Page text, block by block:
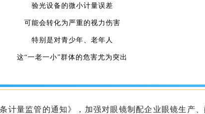
验光设备的微小计量误差
可能会转化为严重的视力伤害
特别是对青少年、老年人
这“一老一小”群体的危害尤为突出
计量监管的通知》，加强对眼镜制配企业眼镜生产